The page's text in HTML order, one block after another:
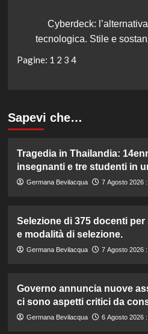
Cyberdeck:
tecnologica. Stile e
Pagine: 1 2 3 4
Sapevi che…
Tragedia in Thailandia:
insegnanti e tre studenti in
Germana Bevilacqua 7 Agosto 2026 :
Selezione di 375 docenti
e modalità di selezione.
Germana Bevilacqua 7 Agosto 2026
Governo annuncia nuove
ci sono aspetti critici da
Germana Bevilacqua 6 Agosto 2026